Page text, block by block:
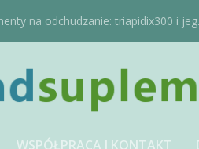
na odchudzanie: triapidix300 i
WSPÓŁPRACA I KONTAKT